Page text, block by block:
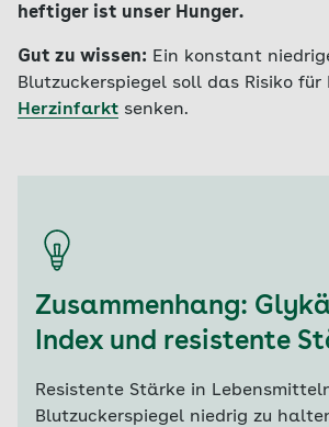
heftiger ist unser Hunger.
Gut zu wissen: Ein konstant
Blutzuckerspiegel soll das Risiko für
Herzinfarkt senken.
Zusammenhang:
Index und resistente
Resistente Stärke in
Blutzuckerspiegel niedrig zu